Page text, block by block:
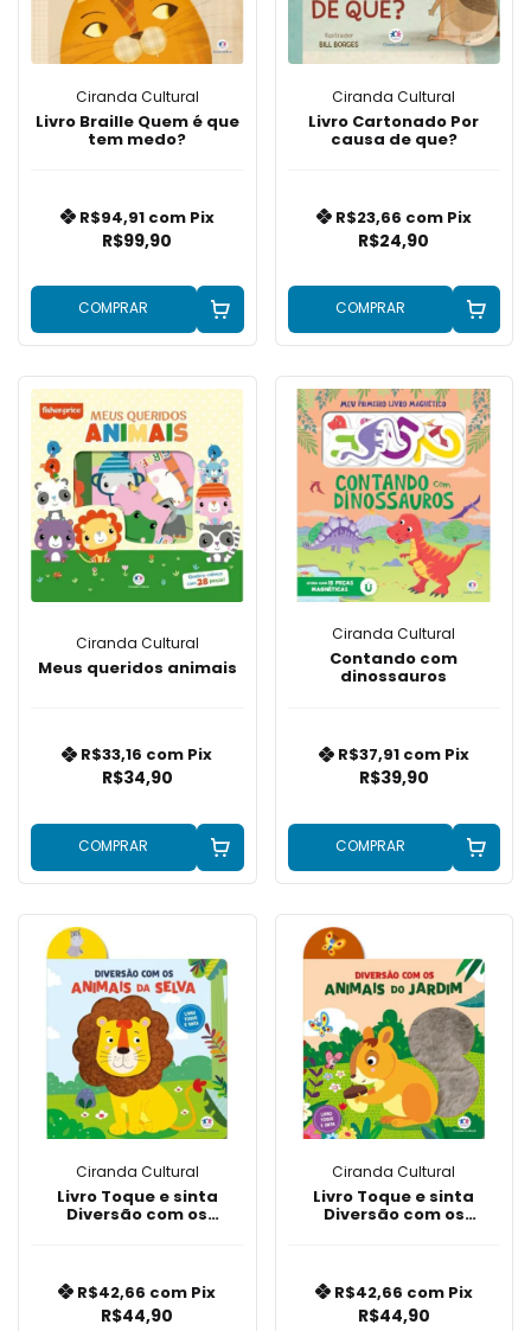
Ciranda Cultural
Livro Braille Quem é que
tem medo?
R$99,90
R$94,91 com Pix
COMPRAR
Ciranda Cultural
Livro Cartonado Por
causa de que?
R$24,90
R$23,66 com Pix
COMPRAR
Ciranda Cultural
Meus queridos animais
R$34,90
R$33,16 com Pix
COMPRAR
Ciranda Cultural
Contando com
dinossauros
R$39,90
R$37,91 com Pix
COMPRAR
Ciranda Cultural
Livro Toque e sinta
Diversão com os
R$44,90
R$42,66 com Pix
Ciranda Cultural
Livro Toque e sinta
Diversão com os
R$44,90
R$42,66 com Pix